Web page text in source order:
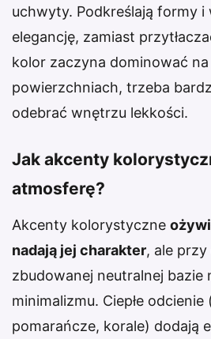
uchwyty. Podkreślają formy i
elegancję, zamiast
kolor zaczyna dominować
powierzchniach, trzeba
odebrać wnętrzu lekkości.
Jak akcenty
atmosferę?
Akcenty kolorystyczne
nadają jej charakter, ale
zbudowanej neutralnej bazie
minimalizmu. Ciepłe odcienie
pomarańcze, korale) dodają